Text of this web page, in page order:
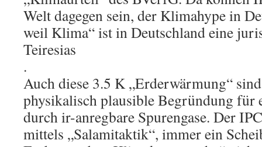
Welt dagegen sein, der Klimahype in
weil Klima“ ist in Deutschland eine
Teiresias
.
Auch diese 3.5 K „Erderwärmung“
physikalisch plausible Begründung für
durch ir-anregbare Spurengase. Der
mittels „Salamitaktik“, immer ein